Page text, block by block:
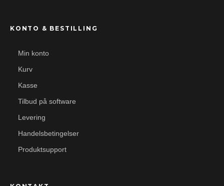
KONTO & BESTILLING
Min konto
Kurv
Kasse
Tilbud på software
Levering
Handelsbetingelser
Produktsupport